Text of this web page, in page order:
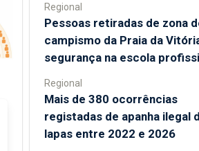
Regional
Pessoas retiradas de zona
campismo da Praia da
segurança na escola
Regional
Mais de 380 ocorrências
registadas de apanha ilegal
lapas entre 2022 e 2026